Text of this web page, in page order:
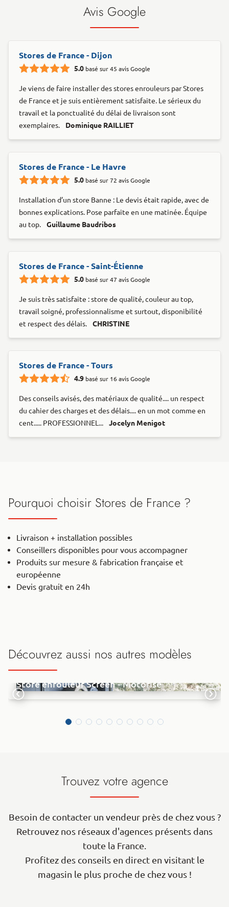
Avis Google
Stores de France - Dijon
5.0 basé sur 45 avis Google
Je viens de faire installer des stores enrouleurs par Stores
de France et je suis entièrement satisfaite. Le sérieux du
travail et la ponctualité du délai de livraison sont
exemplaires.
Dominique RAILLIET
Stores de France - Le Havre
5.0 basé sur 72 avis Google
Installation d’un store Banne : Le devis était rapide, avec de
bonnes explications. Pose parfaite en une matinée. Équipe
au top.
Guillaume Baudribos
Stores de France - Saint-Étienne
5.0 basé sur 47 avis Google
Je suis très satisfaite : store de qualité, couleur au top,
travail soigné, professionnalisme et surtout, disponibilité
et respect des délais.
CHRISTINE
Stores de France - Tours
4.9 basé sur 16 avis Google
Des conseils avisés, des matériaux de qualité.... un respect
du cahier des charges et des délais.... en un mot comme en
cent..... PROFESSIONNEL...
Jocelyn Menigot
Pourquoi choisir Stores de France ?
Livraison + installation possibles
Conseillers disponibles pour vous accompagner
Produits sur mesure & fabrication française et
européenne
Devis gratuit en 24h
Découvrez aussi nos autres modèles
Store enrouleur Screen - Motorisé
Trouvez votre agence
Besoin de contacter un vendeur près de chez vous ?
Retrouvez nos réseaux d'agences présents dans
toute la France.
Profitez des conseils en direct en visitant le
magasin le plus proche de chez vous !